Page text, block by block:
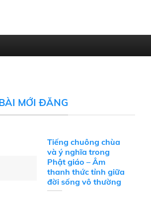
MỚI ĐĂNG
Tiếng chuông chùa
và ý nghĩa trong
Phật giáo – Âm
thanh thức tỉnh giữa
đời sống vô thường